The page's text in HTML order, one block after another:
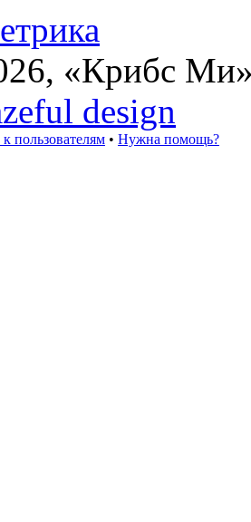
«Крибс
design
пользователям • Нужна помощь?